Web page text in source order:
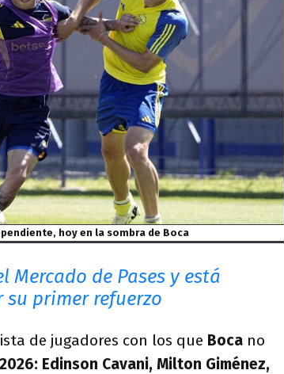
hoy en la sombra de Boca
Mercado de Pases y está
primer refuerzo
de jugadores con los que Boca no
Edinson Cavani, Milton Giménez,